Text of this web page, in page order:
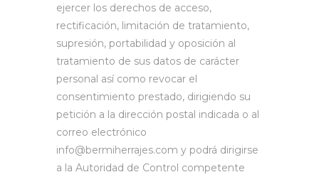
ejercer los derechos de acceso,
rectificación, limitación de tratamiento,
supresión, portabilidad y oposición al
tratamiento de sus datos de carácter
personal así como revocar el
consentimiento prestado, dirigiendo su
petición a la dirección postal indicada o al
correo electrónico
info@bermiherrajes.com y podrá dirigirse
a la Autoridad de Control competente